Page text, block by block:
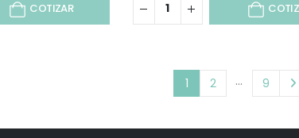
COTIZAR
1 2 … 9